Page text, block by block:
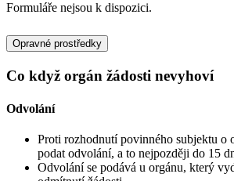
Formuláře nejsou k dispozici.
Opravné prostředky
Co když orgán žádosti nevyhoví
Odvolání
Proti rozhodnutí povinného subjektu o
podat odvolání, a to nejpozději do 15
Odvolání se podává u orgánu, který